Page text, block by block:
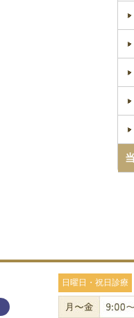
日曜日・祝日診療